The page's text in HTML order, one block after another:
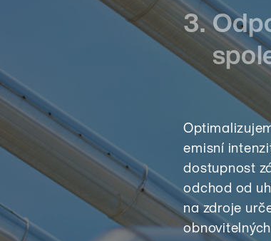
3.
emisní
dostupnost
odchod od
na zdroje